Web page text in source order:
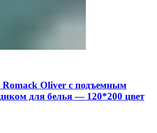
Romack Oliver с подъемным
для белья — 120*200 цвет